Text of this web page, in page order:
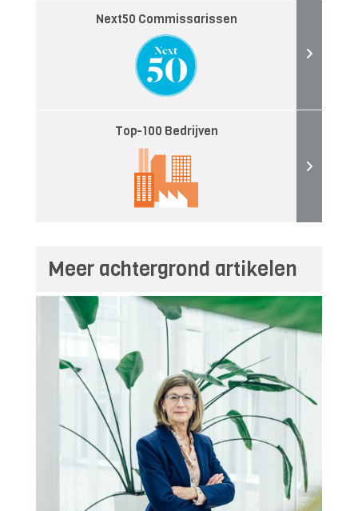
Next50 Commissarissen
Top-100 Bedrijven
Meer achtergrond artikelen